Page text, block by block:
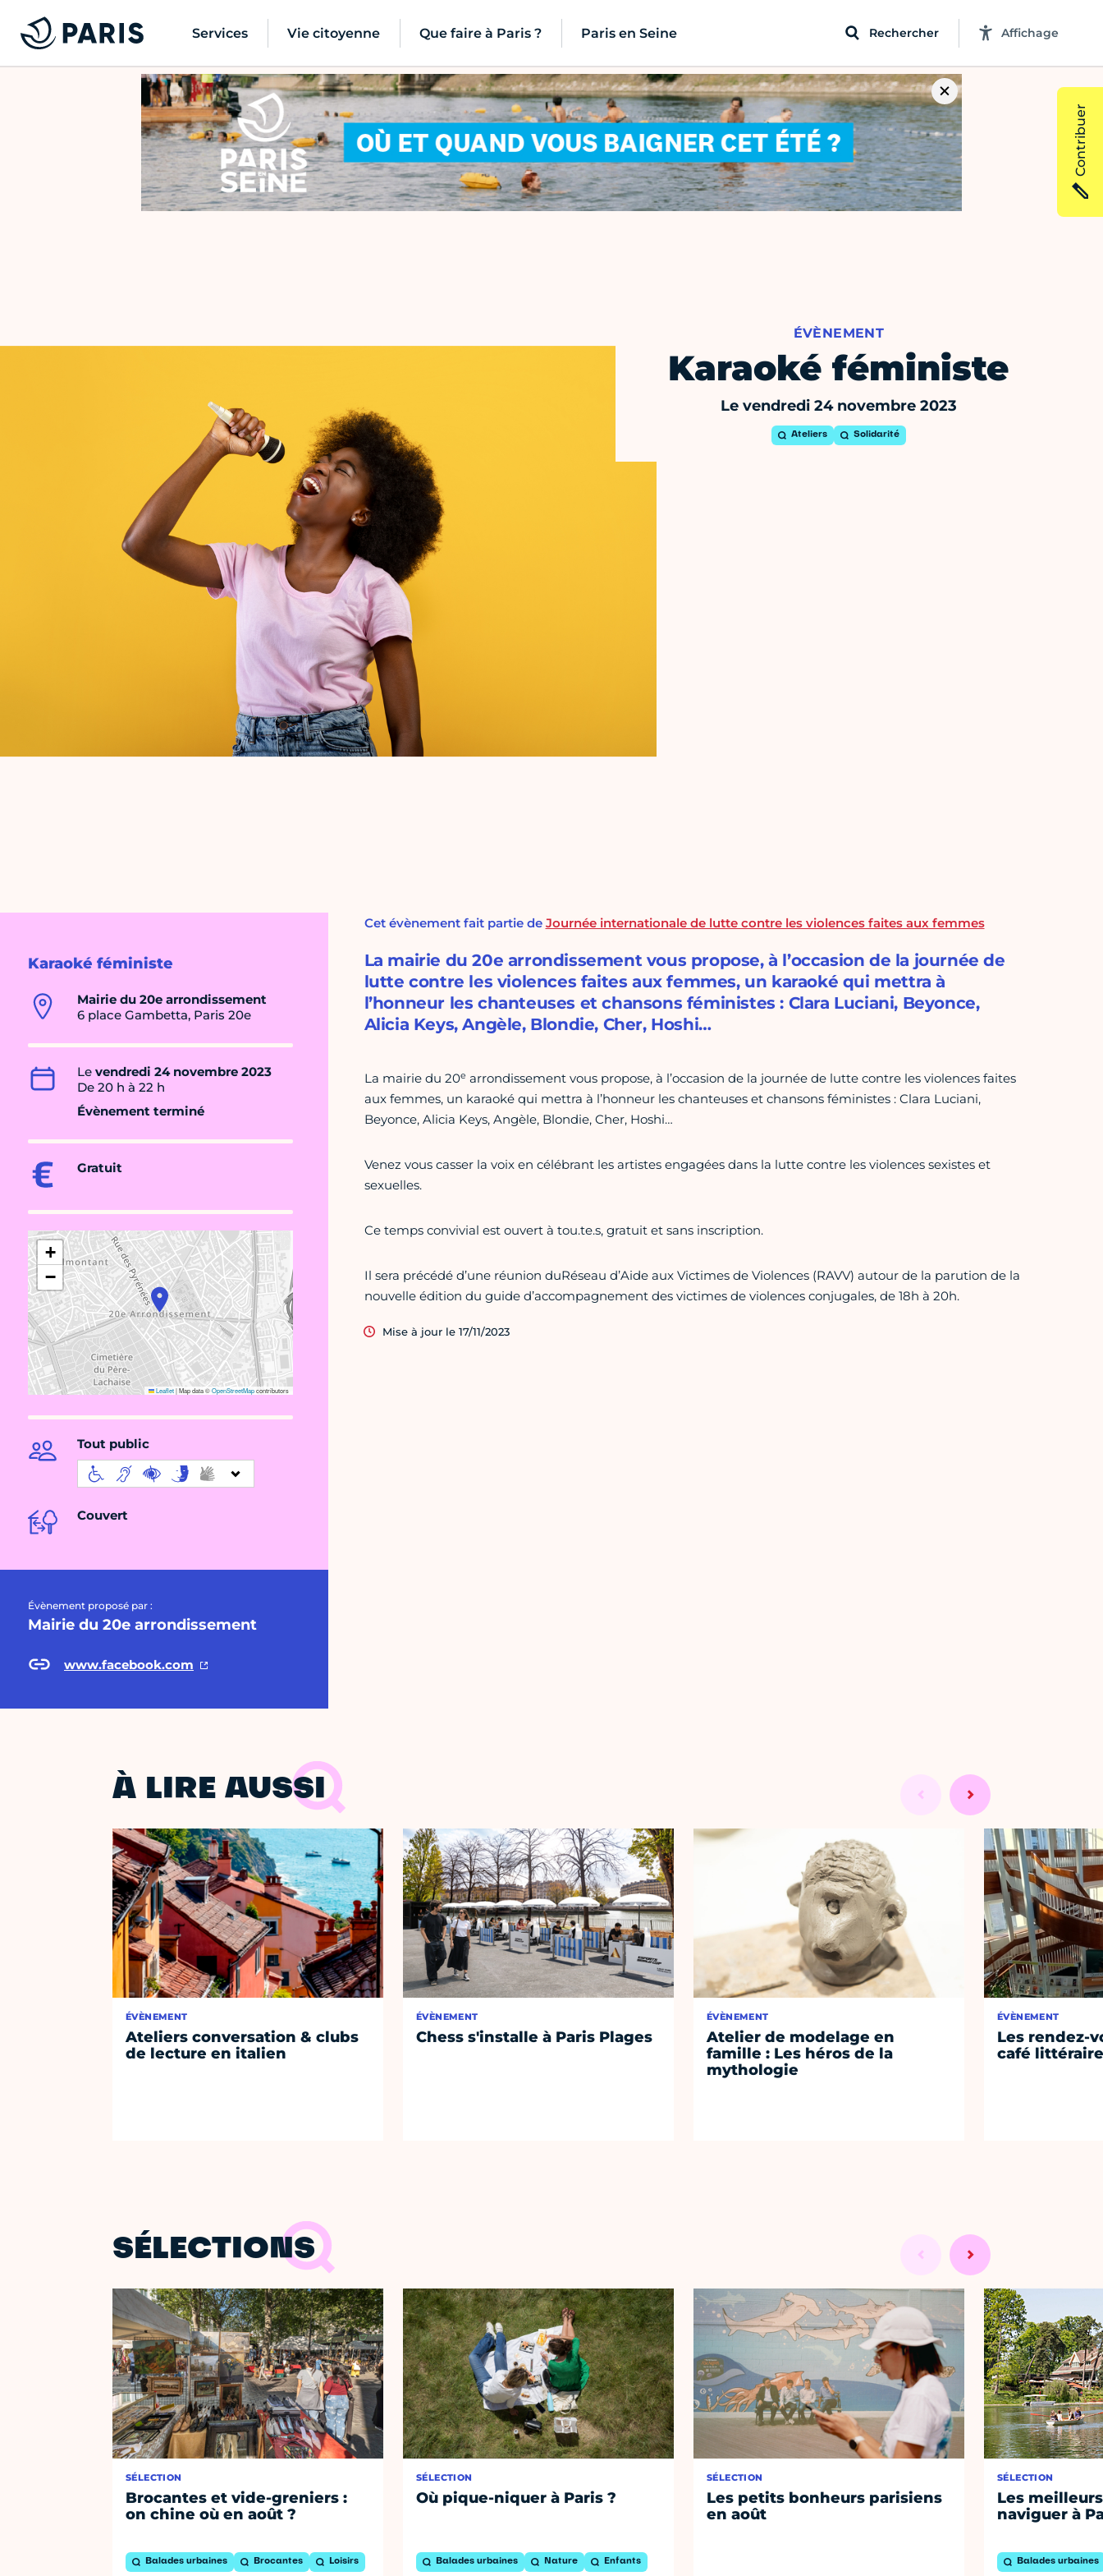
Services Vie citoyenne Que faire à Paris ? Paris en Seine Rechercher Affichage
ÉVÈNEMENT
Karaoké féministe
Le vendredi 24 novembre 2023
Ateliers Solidarité
Karaoké féministe
Mairie du 20e arrondissement
6 place Gambetta, Paris 20e
Le vendredi 24 novembre 2023
De 20 h à 22 h
Évènement terminé
Gratuit
+
−
Leaflet|Map data ©OpenStreetMapcontributors
Tout public
Couvert
Évènement proposé par :
Mairie du 20e arrondissement
www.facebook.com
Cet évènement fait partie de Journée internationale de lutte contre les violences faites aux femmes
La mairie du 20e arrondissement vous propose, à l’occasion de la journée de
lutte contre les violences faites aux femmes, un karaoké qui mettra à
l’honneur les chanteuses et chansons féministes : Clara Luciani, Beyonce,
Alicia Keys, Angèle, Blondie, Cher, Hoshi…
La mairie du 20e arrondissement vous propose, à l’occasion de la journée de lutte contre les violences faites
aux femmes, un karaoké qui mettra à l’honneur les chanteuses et chansons féministes : Clara Luciani,
Beyonce, Alicia Keys, Angèle, Blondie, Cher, Hoshi…
Venez vous casser la voix en célébrant les artistes engagées dans la lutte contre les violences sexistes et
sexuelles.
Ce temps convivial est ouvert à tou.te.s, gratuit et sans inscription.
Il sera précédé d’une réunion duRéseau d’Aide aux Victimes de Violences (RAVV) autour de la parution de la
nouvelle édition du guide d’accompagnement des victimes de violences conjugales, de 18h à 20h.
Mise à jour le 17/11/2023
À LIRE AUSSI
ÉVÈNEMENT
Ateliers conversation & clubs
de lecture en italien
ÉVÈNEMENT
Chess s'installe à Paris Plages
ÉVÈNEMENT
Atelier de modelage en
famille : Les héros de la
mythologie
ÉVÈNEMENT
Les rendez-
café
SÉLECTIONS
SÉLECTION
Brocantes et vide-greniers :
on chine où en août ?
Balades urbaines Brocantes Loisirs
SÉLECTION
Où pique-niquer à Paris ?
Balades urbaines Nature Enfants
SÉLECTION
Les petits bonheurs parisiens
en août
SÉLECTION
Les
naviguer à
Balades urbaines
Contribuer